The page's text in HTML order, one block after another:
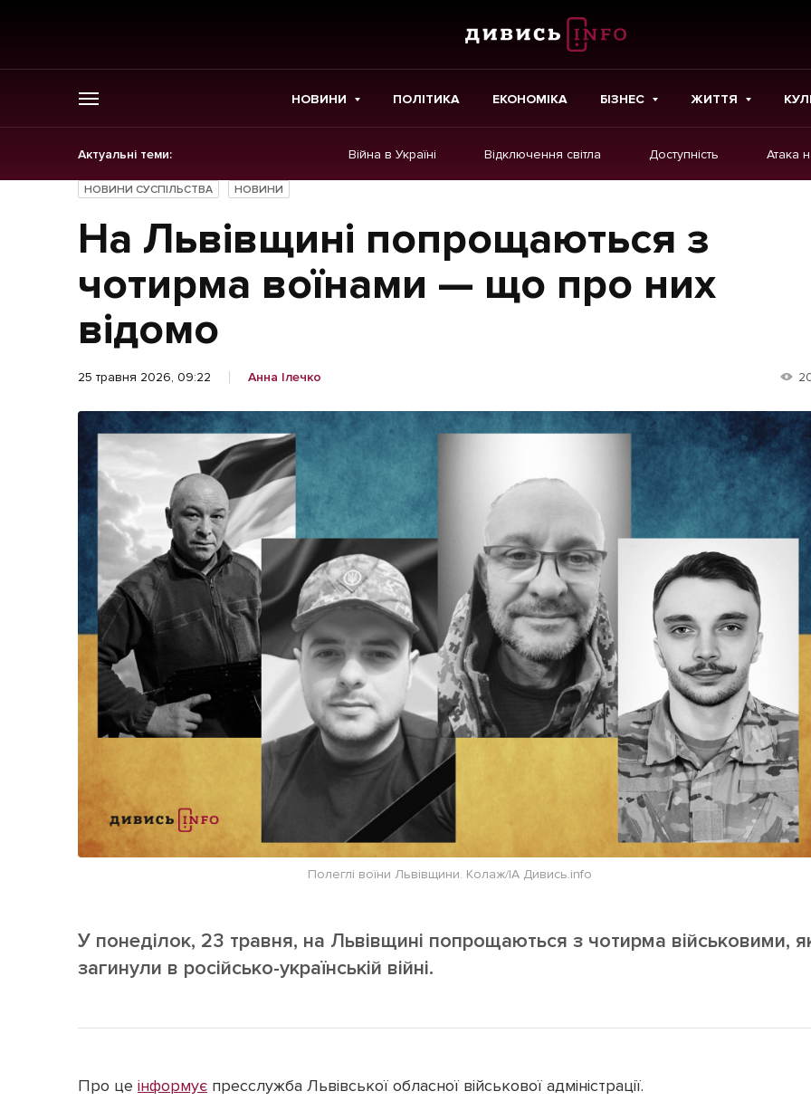
НОВИНИ ПОЛІТИКА ЕКОНОМІКА БІЗНЕС ЖИТТЯ
Актуальні теми: Війна в Україні Відключення світла Доступність Атака
ГОЛОВНЕ
Новини
Політика
Економіка
Бізнес
Життя
Культура
Афіша
Картки
Репортаж
Лонгріди
[email protected]
Політика
НОВИНИ СУСПІЛЬСТВА НОВИНИ
На Львівщині попрощаються з
чотирма воїнами — що про них
відомо
25 травня 2026, 09:22 Анна Ілечко
Полеглі воїни Львівщини. Колаж/ІА Дивись.info
У понеділок, 23 травня, на Львівщині попрощаються з чотирма військовими,
загинули в російсько-українській війні.
Про це інформує пресслужба Львівської обласної військової адміністрації.